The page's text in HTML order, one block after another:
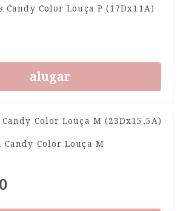
Candy Color Louça P (17Dx11A)
alugar
Candy Color Louça M